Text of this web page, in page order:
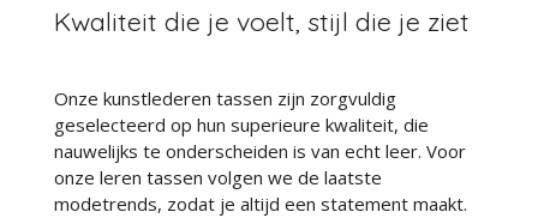
Kwaliteit die je voelt, stijl die je ziet
Onze kunstlederen tassen zijn zorgvuldig
geselecteerd op hun superieure kwaliteit, die
nauwelijks te onderscheiden is van echt leer. Voor
onze leren tassen volgen we de laatste
modetrends, zodat je altijd een statement maakt.